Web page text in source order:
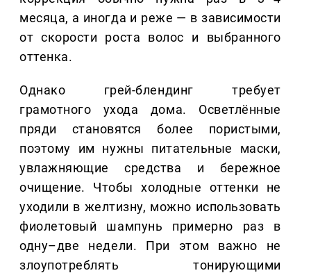
месяца, а иногда и реже — в зависимости
от скорости роста волос и выбранного
оттенка.
Однако грей-блендинг требует
грамотного ухода дома. Осветлённые
пряди становятся более пористыми,
поэтому им нужны питательные маски,
увлажняющие средства и бережное
очищение. Чтобы холодные оттенки не
уходили в желтизну, можно использовать
фиолетовый шампунь примерно раз в
одну–две недели. При этом важно не
злоупотреблять тонирующими